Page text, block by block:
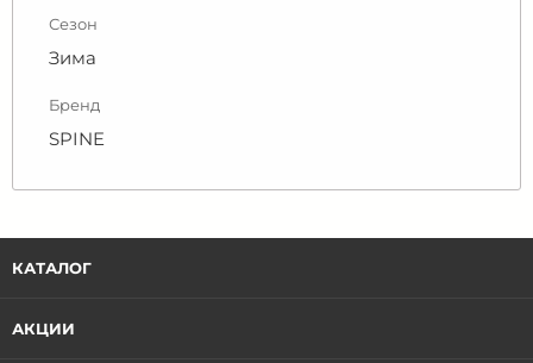
Сезон
Зима
Бренд
SPINE
КАТАЛОГ
АКЦИИ